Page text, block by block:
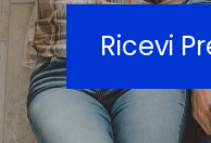
Ricevi